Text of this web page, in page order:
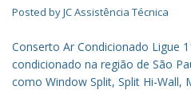
Posted byJC Assistência Técnica
Conserto Ar Condicionado Ligue
condicionado na região de São
como Window Split, Split Hi-Wall,